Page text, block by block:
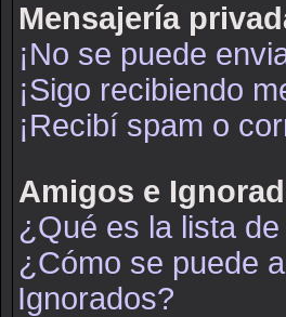
Mensajería
¡No se puede
¡Sigo recibiendo
¡Recibí spam o
Amigos e
¿Qué es la lista
¿Cómo se puede
Ignorados?